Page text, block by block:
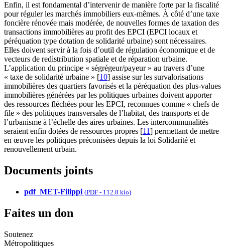
Enfin, il est fondamental d’intervenir de manière forte par la fiscalité
pour réguler les marchés immobiliers eux-mêmes. À côté d’une taxe
foncière rénovée mais modérée, de nouvelles formes de taxation des
transactions immobilières au profit des EPCI (EPCI locaux et
péréquation type dotation de solidarité urbaine) sont nécessaires.
Elles doivent servir à la fois d’outil de régulation économique et de
vecteurs de redistribution spatiale et de réparation urbaine.
L’application du principe « ségrégeur/payeur » au travers d’une
« taxe de solidarité urbaine » [10] assise sur les survalorisations
immobilières des quartiers favorisés et la péréquation des plus-values
immobilières générées par les politiques urbaines doivent apporter
des ressources fléchées pour les EPCI, reconnues comme « chefs de
file » des politiques transversales de l’habitat, des transports et de
l’urbanisme à l’échelle des aires urbaines. Les intercommunalités
seraient enfin dotées de ressources propres [11] permettant de mettre
en œuvre les politiques préconisées depuis la loi Solidarité et
renouvellement urbain.
Documents joints
pdf_MET-Filippi (PDF - 112.8 kio)
Faites un don
Soutenez
Métropolitiques